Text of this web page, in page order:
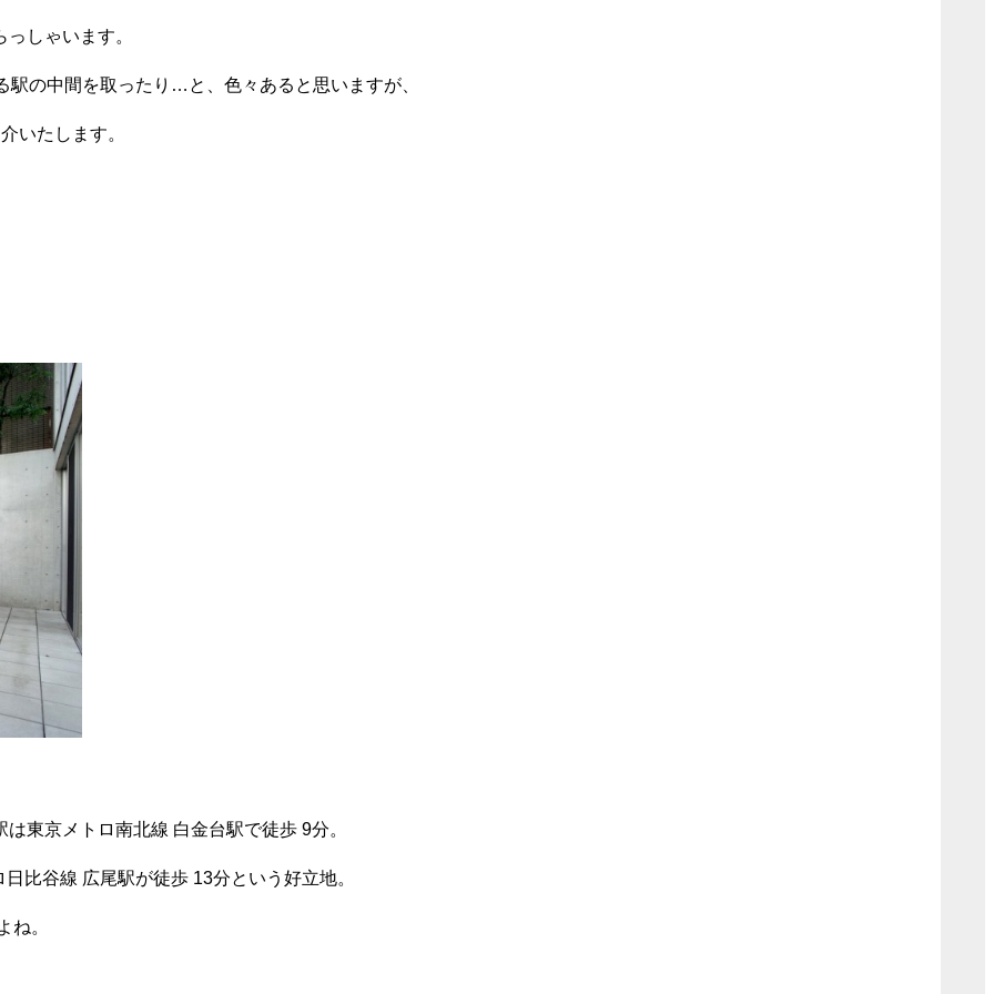
しゃいます。
の中間を取ったり…と、色々あると思いますが、
いたします。
東京メトロ南北線 白金台駅で徒歩 9分。
比谷線 広尾駅が徒歩 13分という好立地。
ね。